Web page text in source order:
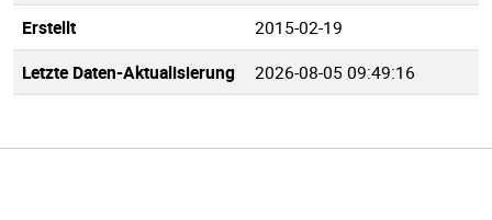
Erstellt
2015-02-19
Letzte Daten-Aktualisierung
2026-08-05 09:49:16